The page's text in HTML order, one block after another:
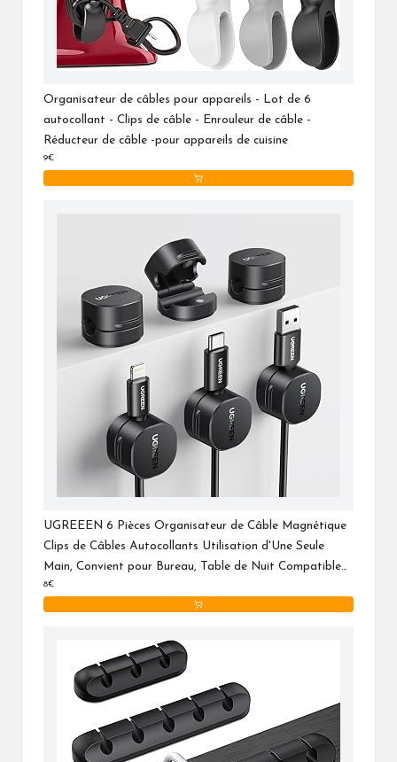
Organisateur de câbles pour appareils - Lot de 6
autocollant - Clips de câble - Enrouleur de câble -
Réducteur de câble -pour appareils de cuisine
9€
UGREEEN 6 Pièces Organisateur de Câble Magnétique
Clips de Câbles Autocollants Utilisation d'Une Seule
Main, Convient pour Bureau, Table de Nuit Compatible
avec Câbles jusqu'à 7,5 mm
8€